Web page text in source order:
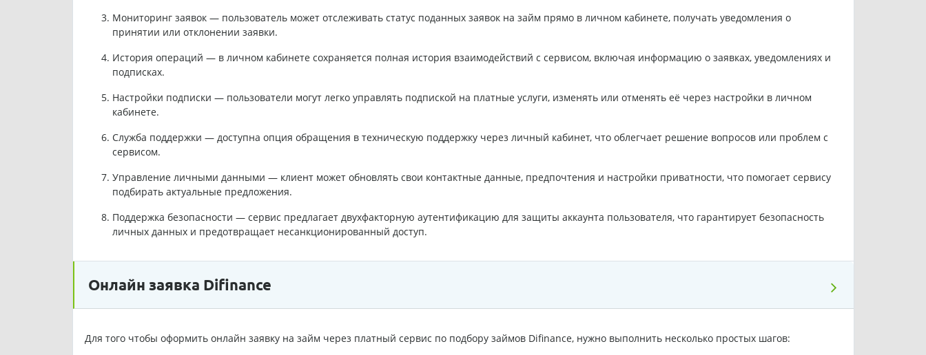
Мониторинг заявок — пользователь может отслеживать статус поданных заявок на займ прямо в личном кабинете, получать уведомления о
принятии или отклонении заявки.
История операций — в личном кабинете сохраняется полная история взаимодействий с сервисом, включая информацию о заявках, уведомлениях и
подписках.
Настройки подписки — пользователи могут легко управлять подпиской на платные услуги, изменять или отменять её через настройки в личном
кабинете.
Служба поддержки — доступна опция обращения в техническую поддержку через личный кабинет, что облегчает решение вопросов или проблем с
сервисом.
Управление личными данными — клиент может обновлять свои контактные данные, предпочтения и настройки приватности, что помогает сервису
подбирать актуальные предложения.
Поддержка безопасности — сервис предлагает двухфакторную аутентификацию для защиты аккаунта пользователя, что гарантирует безопасность
личных данных и предотвращает несанкционированный доступ.
Онлайн заявка Difinance
Для того чтобы оформить онлайн заявку на займ через платный сервис по подбору займов Difinance, нужно выполнить несколько простых шагов: